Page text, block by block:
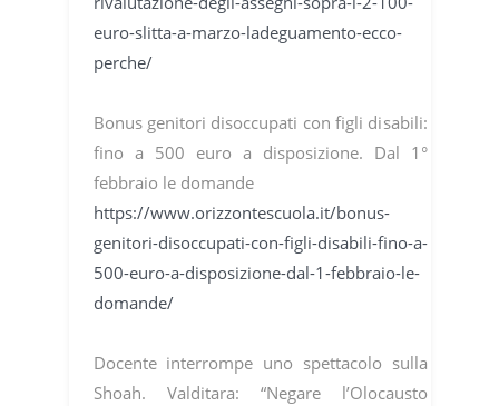
euro-slitta-a-marzo-ladeguamento-ecco-
perche/
Bonus genitori disoccupati con figli disabili:
fino a 500 euro a disposizione. Dal 1°
febbraio le domande
https://www.orizzontescuola.it/bonus-
genitori-disoccupati-con-figli-disabili-fino-a-
500-euro-a-disposizione-dal-1-febbraio-le-
domande/
Docente interrompe uno spettacolo sulla
Shoah. Valditara: “Negare l’Olocausto